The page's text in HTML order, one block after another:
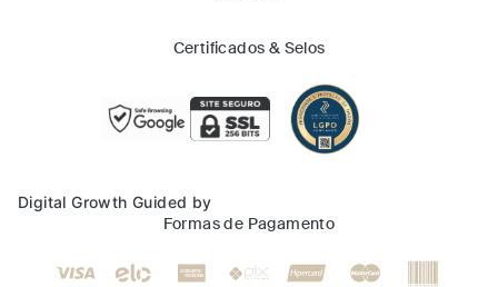
Certificados & Selos
Digital Growth Guided by
Formas de Pagamento